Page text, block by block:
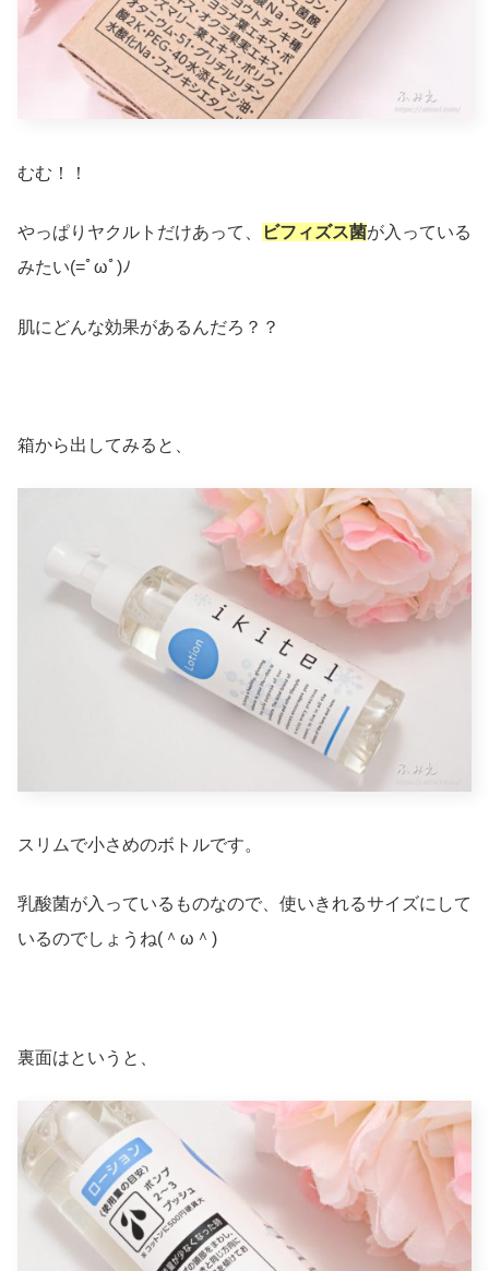
むむ！！
やっぱりヤクルトだけあって、 ビフィズス菌が入っている
みたい(=ﾟωﾟ)ﾉ
肌にどんな効果があるんだろ？？
箱から出してみると、
スリムで小さめのボトルです。
乳酸菌が入っているものなので、使いきれるサイズにして
いるのでしょうね(＾ω＾)
裏面はというと、